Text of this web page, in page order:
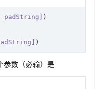
padString] )
)
参数（必输）是